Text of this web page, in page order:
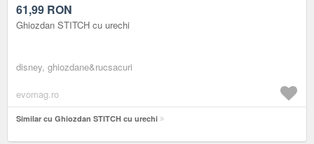
61,99 RON
Ghiozdan STITCH cu urechi
disney, ghiozdane&rucsacuri
evomag.ro
Similar cu Ghiozdan STITCH cu urechi